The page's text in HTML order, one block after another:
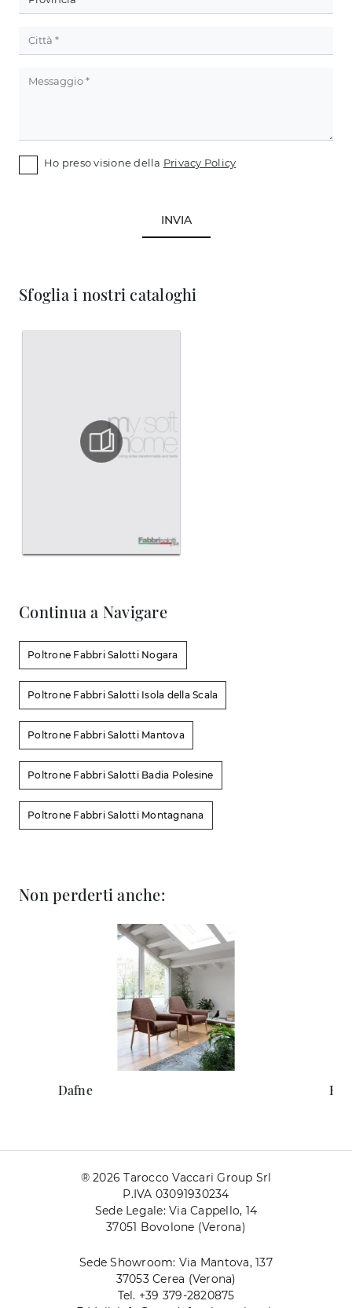
Sfoglia i nostri cataloghi
Continua a Navigare
Poltrone Fabbri Salotti Nogara
Poltrone Fabbri Salotti Isola della Scala
Poltrone Fabbri Salotti Mantova
Poltrone Fabbri Salotti Badia Polesine
Poltrone Fabbri Salotti Montagnana
Ho preso visione della Privacy Policy
INVIA
Non perderti anche:
Dafne Elly
® 2026 Tarocco Vaccari Group Srl
P.IVA 03091930234
Sede Legale: Via Cappello, 14
37051 Bovolone (Verona)
Sede Showroom: Via Mantova, 137
37053 Cerea (Verona)
Tel. +39 379-2820875